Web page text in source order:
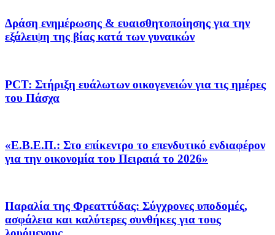
Δράση ενημέρωσης & ευαισθητοποίησης για την
εξάλειψη της βίας κατά των γυναικών
PCT: Στήριξη ευάλωτων οικογενειών για τις ημέρες
του Πάσχα
«Ε.Β.Ε.Π.: Στο επίκεντρο το επενδυτικό ενδιαφέρον
για την οικονομία του Πειραιά το 2026»
Παραλία της Φρεαττύδας: Σύγχρονες υποδομές,
ασφάλεια και καλύτερες συνθήκες για τους